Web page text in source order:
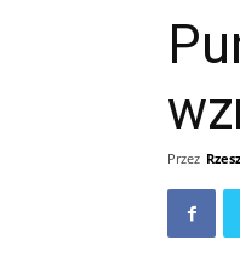
Przez